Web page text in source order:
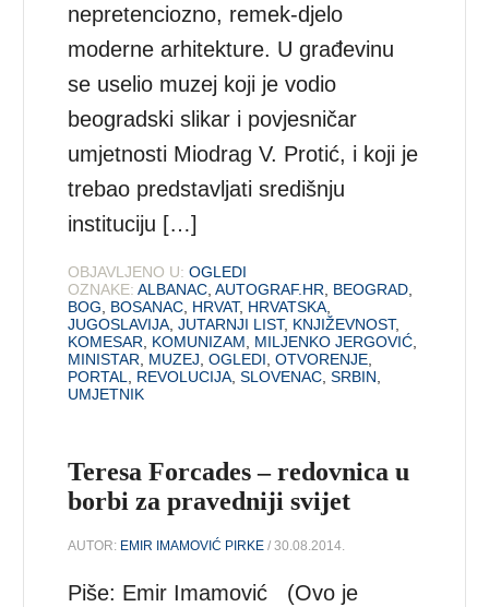
nepretenciozno, remek-djelo
moderne arhitekture. U građevinu
se uselio muzej koji je vodio
beogradski slikar i povjesničar
umjetnosti Miodrag V. Protić, i koji je
trebao predstavljati središnju
instituciju […]
OBJAVLJENO U: OGLEDI
OZNAKE: ALBANAC,AUTOGRAF.HR, BEOGRAD,
BOG, BOSANAC, HRVAT, HRVATSKA,
JUGOSLAVIJA,JUTARNJI LIST, KNJIŽEVNOST,
KOMESAR, KOMUNIZAM, MILJENKO JERGOVIĆ,
MINISTAR, MUZEJ,OGLEDI,OTVORENJE,
PORTAL, REVOLUCIJA,SLOVENAC,SRBIN,
UMJETNIK
Teresa Forcades – redovnica u
borbi za pravedniji svijet
AUTOR: EMIR IMAMOVIĆ PIRKE / 30.08.2014.
Piše: Emir Imamović (Ovo je